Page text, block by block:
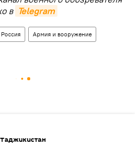
в Telegram
Россия Армия и вооружение
Таджикистан